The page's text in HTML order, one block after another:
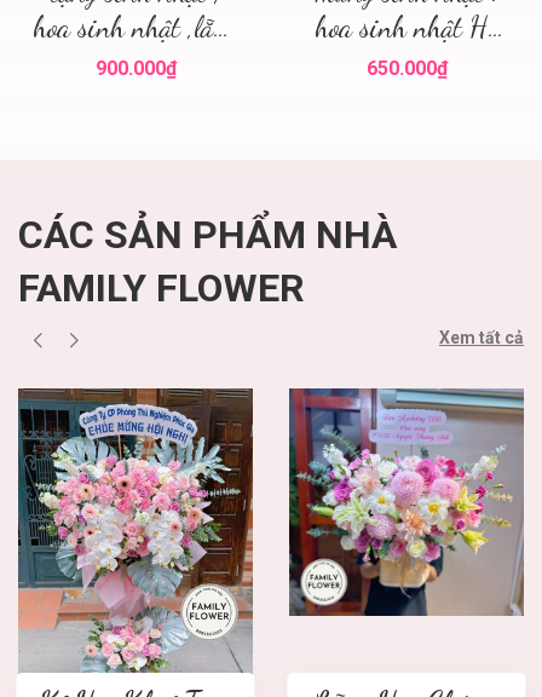
hoa sinh nhật ,lẵng
hoa đẹp
900.000₫
hoa sinh nhật Hà
Nội
650.000₫
CÁC SẢN PHẨM NHÀ
FAMILY FLOWER
Xem tất cả